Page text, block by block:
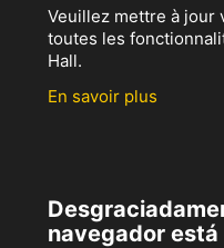
Veuillez mettre à jour
toutes les
Hall.
En savoir plus
navegador